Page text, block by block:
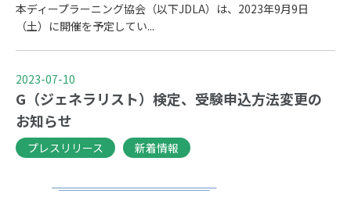
本ディープラーニング協会（以下JDLA）は、2023年9月9日
（土）に開催を予定してい...
2023-07-10
G（ジェネラリスト）検定、受験申込方法変更の
お知らせ
プレスリリース 新着情報